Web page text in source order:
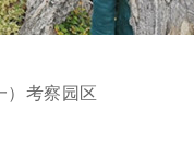
）考察园区